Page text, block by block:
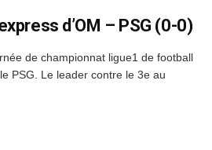
d’OM – PSG (0-0)
de championnat ligue1 de football
PSG. Le leader contre le 3e au